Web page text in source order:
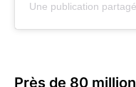
Une publication
Près de 80